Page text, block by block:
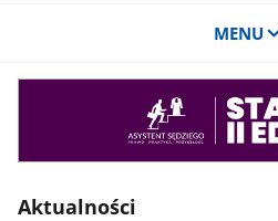
MENU
Aktualności